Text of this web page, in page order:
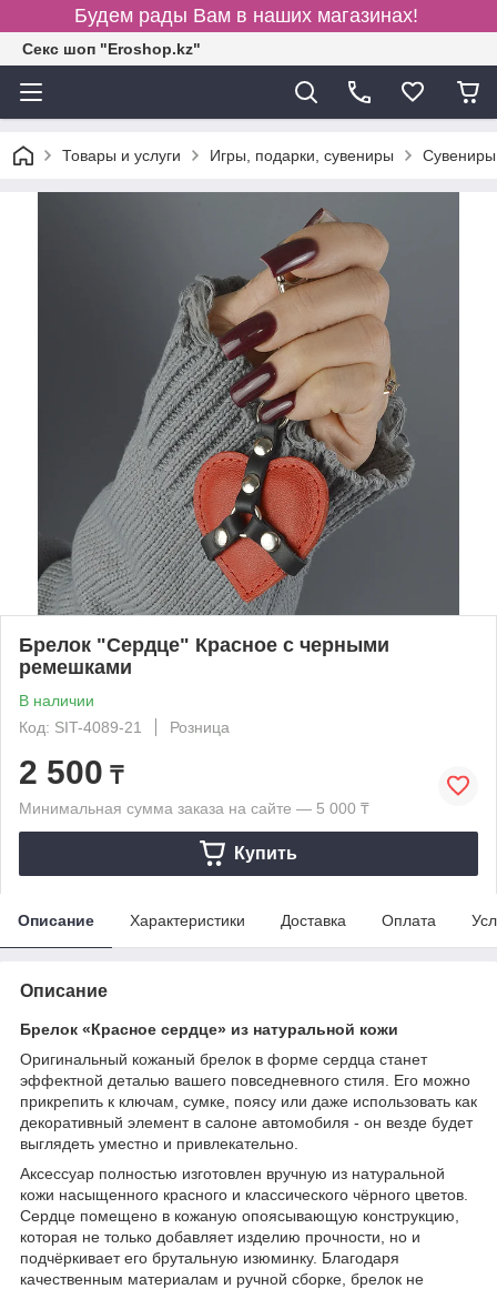
Будем рады Вам в наших магазинах!
Секс шоп "Eroshop.kz"
Товары и услуги Игры, подарки, сувениры
Брелок "Сердце" Красное с черными
ремешками
В наличии
Код: SIT-4089-21
Розница
2 500 ₸
Минимальная сумма заказа на сайте — 5 000 ₸
Купить
Описание Характеристики Доставка Оплата
Описание
Брелок «Красное сердце» из натуральной кожи
Оригинальный кожаный брелок в форме сердца станет
эффектной деталью вашего повседневного стиля. Его можно
прикрепить к ключам, сумке, поясу или даже использовать как
декоративный элемент в салоне автомобиля - он везде будет
выглядеть уместно и привлекательно.
Аксессуар полностью изготовлен вручную из натуральной
кожи насыщенного красного и классического чёрного цветов.
Сердце помещено в кожаную опоясывающую конструкцию,
которая не только добавляет изделию прочности, но и
подчёркивает его брутальную изюминку. Благодаря
качественным материалам и ручной сборке, брелок не